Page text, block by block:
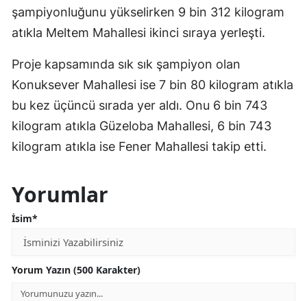
şampiyonluğunu yükselirken 9 bin 312 kilogram
atıkla Meltem Mahallesi ikinci sıraya yerleşti.
Proje kapsamında sık sık şampiyon olan
Konuksever Mahallesi ise 7 bin 80 kilogram atıkla
bu kez üçüncü sırada yer aldı. Onu 6 bin 743
kilogram atıkla Güzeloba Mahallesi, 6 bin 743
kilogram atıkla ise Fener Mahallesi takip etti.
Yorumlar
İsim*
Yorum Yazın (500 Karakter)